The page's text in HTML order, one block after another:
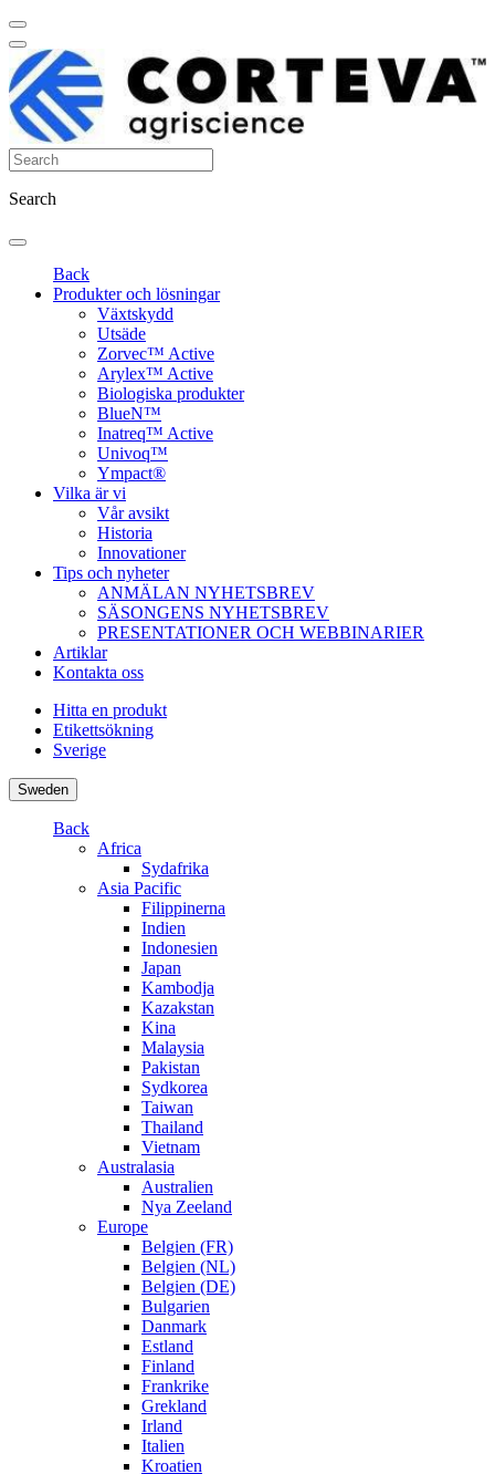
Search
Back
Produkter och lösningar
Växtskydd
Utsäde
Zorvec™ Active
Arylex™ Active
Biologiska produkter
BlueN™
Inatreq™ Active
Univoq™
Ympact®
Vilka är vi
Vår avsikt
Historia
Innovationer
Tips och nyheter
ANMÄLAN NYHETSBREV
SÄSONGENS NYHETSBREV
PRESENTATIONER OCH WEBBINARIER
Artiklar
Kontakta oss
Hitta en produkt
Etikettsökning
Sverige
Sweden
Back
Africa
Sydafrika
Asia Pacific
Filippinerna
Indien
Indonesien
Japan
Kambodja
Kazakstan
Kina
Malaysia
Pakistan
Sydkorea
Taiwan
Thailand
Vietnam
Australasia
Australien
Nya Zeeland
Europe
Belgien (FR)
Belgien (NL)
Belgien (DE)
Bulgarien
Danmark
Estland
Finland
Frankrike
Grekland
Irland
Italien
Kroatien